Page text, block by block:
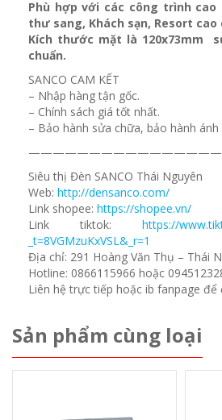
Phù hợp với các công trình cao
thư sang, Khách sạn, Resort cao
Kích thước mặt là 120x73mm
chuẩn.
SANCO CAM KẾT
– Nhập hàng tận gốc.
– Chính sách giá tốt nhất.
– Bảo hành sửa chữa, bảo hành ánh
Siêu thị Đèn SANCO Thái Nguyên
Web: http://densanco.com/
Link shopee: https://shopee.vn/
Link tiktok: https://
_t=8VGMzuKxVSL&_r=1
Địa chỉ: 291 Hoàng Văn Thụ – Thái
Hotline: 0866115966 hoặc
Liên hệ trực tiếp hoặc ib fanpage
Sản phẩm cùng loại